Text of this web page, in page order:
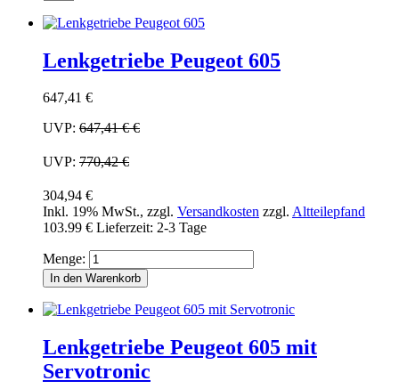
Lenkgetriebe Peugeot 605
647,41 €
UVP: 647,41 €€
UVP: 770,42 €
304,94 €
Inkl. 19% MwSt., zzgl. Versandkosten zzgl. Altteilepfand
103.99 € Lieferzeit: 2-3 Tage
Menge:
In den Warenkorb
Lenkgetriebe Peugeot 605 mit
Servotronic